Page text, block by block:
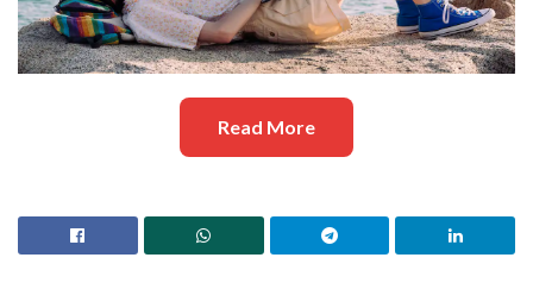
Read More